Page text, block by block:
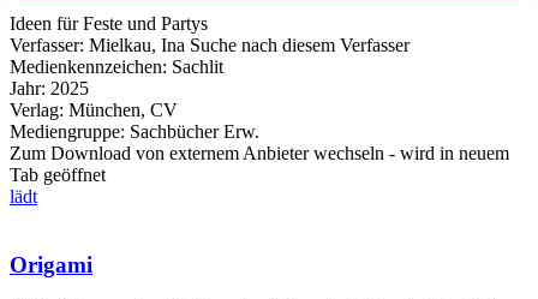
Ideen für Feste und Partys
Verfasser: Mielkau, Ina Suche nach diesem Verfasser
Medienkennzeichen: Sachlit
Jahr: 2025
Verlag: München, CV
Mediengruppe: Sachbücher Erw.
Zum Download von externem Anbieter wechseln - wird in neuem
Tab geöffnet
lädt
Origami